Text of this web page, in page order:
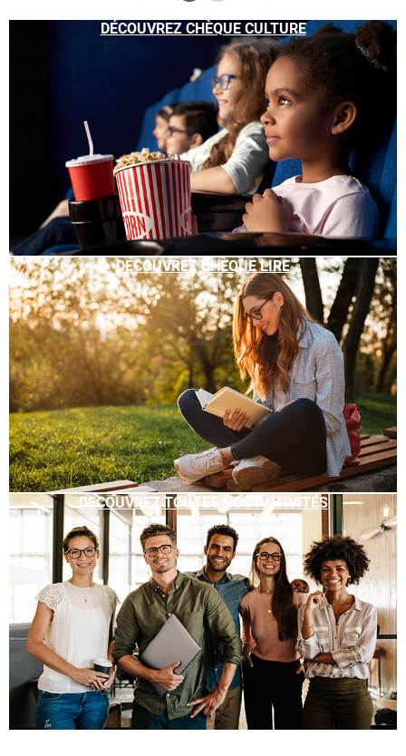
DÉCOUVREZ CHÈQUE CULTURE
DÉCOUVREZ CHÈQUE LIRE
DÉCOUVREZ TOUTES NOS ACTIVITÉS